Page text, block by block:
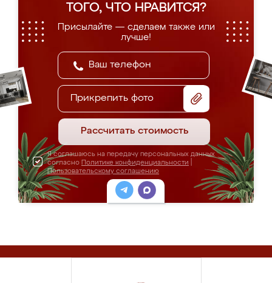
ТОГО, ЧТО НРАВИТСЯ?
Присылайте — сделаем также или
лучше!
Прикрепить фото
Рассчитать стоимость
Я соглашаюсь на передачу персональных данных
согласно Политике конфиденциальности
Пользовательскому соглашению